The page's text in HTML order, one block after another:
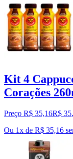
Kit 4
Corações
Preço R$ 35,16R$ 35,
Ou 1x de R$ 35,16